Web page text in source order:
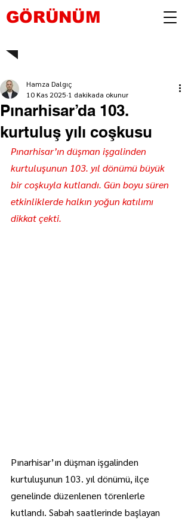
GÖRÜNÜM
Pınarhisar’da 103.
kurtuluş yılı coşkusu
Hamza Dalgıç
10 Kas 2025 1 dakikada okunur
Pınarhisar’ın düşman işgalinden
kurtuluşunun 103. yıl dönümü büyük
bir coşkuyla kutlandı. Gün boyu süren
etkinliklerde halkın yoğun katılımı
dikkat çekti.
Pınarhisar’ın düşman işgalinden
kurtuluşunun 103. yıl dönümü, ilçe
genelinde düzenlenen törenlerle
kutlandı. Sabah saatlerinde başlayan